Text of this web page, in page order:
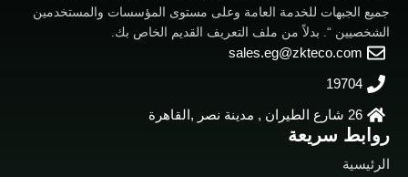
روابط سريعة
الرئيسية
جميع الجبهات للخدمة العامة وعلى مستوى المؤسسات والمستخدمين
الشخصيين “. بدلاً من ملف التعريف القديم الخاص بك.
sales.eg@zkteco.com
19704
26 شارع الطيران , مدينة نصر ,القاهرة